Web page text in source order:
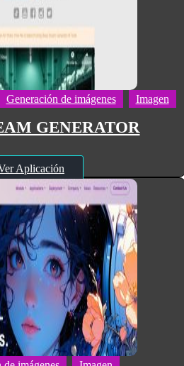
Generación de imágenes Imagen
GENERATOR
Aplicación